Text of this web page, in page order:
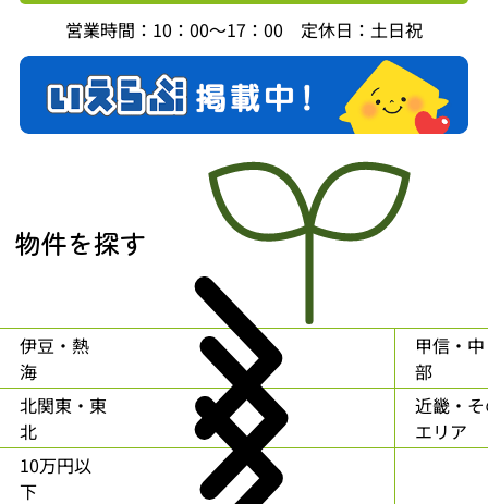
営業時間：10：00～17：00 定休日：土日祝
物件を探す
伊豆・熱
海
甲信・中
部
北関東・東
北
近畿・
エリア
10万円以
下